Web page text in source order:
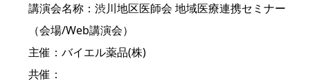
講演会名称：渋川地区医師会 地域医療連携セミナー
（会場/Web講演会）
主催：バイエル薬品(株)
共催：